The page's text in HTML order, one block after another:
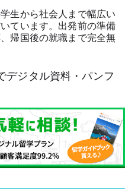
生から社会人まで幅広い
ています。出発前の準備
帰国後の就職まで完全無
デジタル資料・パンフ